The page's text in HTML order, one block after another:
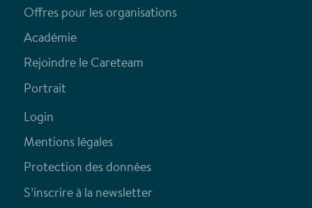
Offres pour les organisations
Académie
Rejoindre le Careteam
Portrait
Login
Mentions légales
Protection des données
S’inscrire à la newsletter